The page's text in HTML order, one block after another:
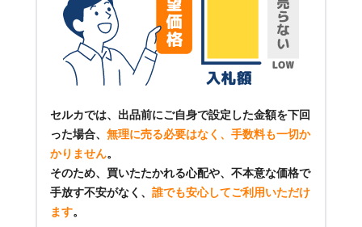
セルカでは、出品前にご自身で設定した金額を下回
った場合、 無理に売る必要はなく、手数料も一切か
かりません。
そのため、買いたたかれる心配や、不本意な価格で
手放す不安がなく、 誰でも安心してご利用いただけ
ます。